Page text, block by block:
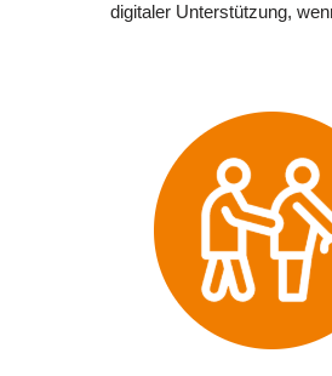
digitaler Unterstützung,